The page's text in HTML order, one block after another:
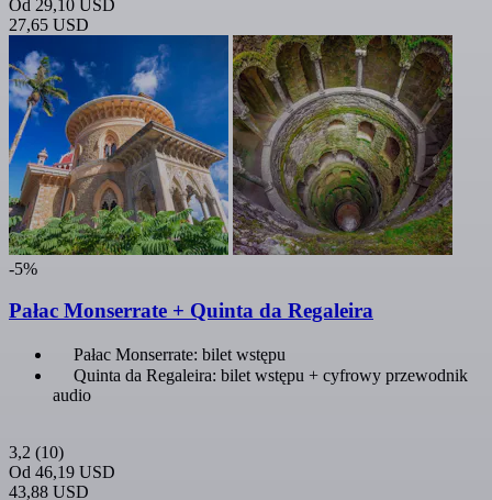
Od 29,10 USD
27,65 USD
-5%
Pałac Monserrate + Quinta da Regaleira
Pałac Monserrate: bilet wstępu
Quinta da Regaleira: bilet wstępu + cyfrowy przewodnik
audio
3,2 (10)
Od 46,19 USD
43,88 USD